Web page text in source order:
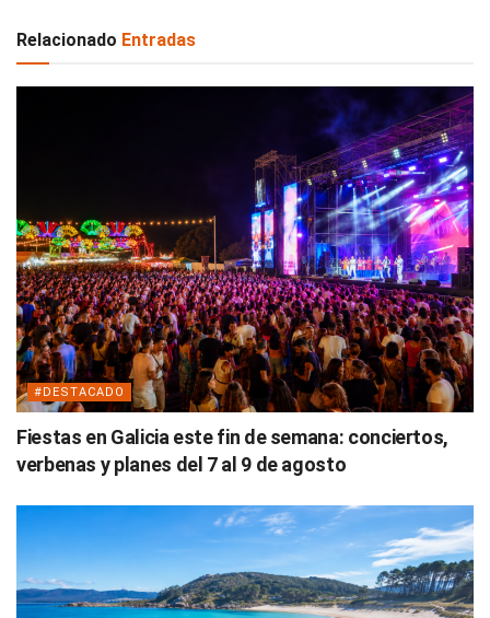
Relacionado Entradas
#DESTACADO
Fiestas en Galicia este fin de semana: conciertos,
verbenas y planes del 7 al 9 de agosto